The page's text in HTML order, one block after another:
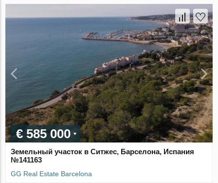
€ 585 000
Земельный участок в Ситжес, Барселона, Испания
№141163
GG Real Estate Barcelona